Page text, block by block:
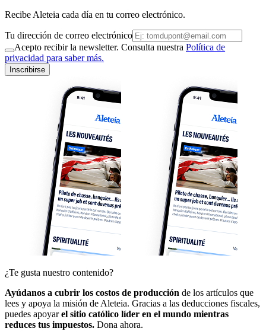
Recibe Aleteia cada día en tu correo electrónico.
Tu dirección de correo electrónico
Acepto recibir la newsletter. Consulta nuestra Política de
privacidad para saber más.
Inscribirse
¿Te gusta nuestro contenido?
Ayúdanos a cubrir los costos de producción de los artículos que
lees y apoya la misión de Aleteia. Gracias a las deducciones fiscales,
puedes apoyarel sitio católico líder en el mundo mientras
reduces tus impuestos. Dona ahora.